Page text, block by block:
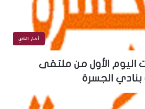
أخبار النادي
اليوم الأول من ملتقى
بنادي الجسرة